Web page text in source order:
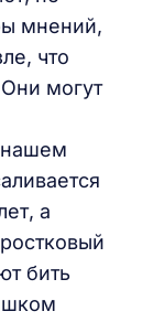
мнений,
что
могут
нашем
а
бить